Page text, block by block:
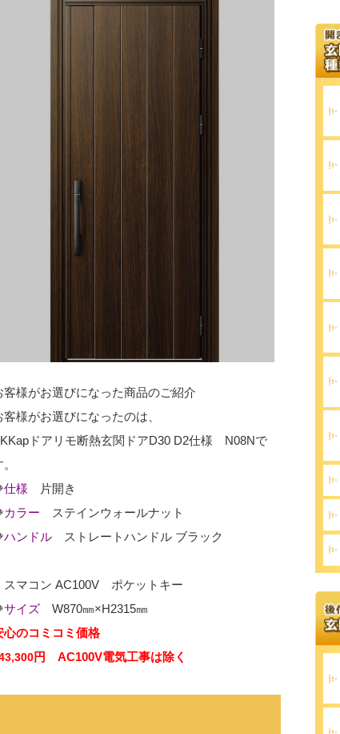
客様がお選びになった商品のご紹介
客様がお選びになったのは、
ドアリモ断熱玄関ドアD30 D2仕様 N08Nで
仕様 片開き
カラー ステインウォールナット
ハンドル ストレートハンドル ブラック
マコン AC100V ポケットキー
サイズ W870㎜×H2315㎜
心のコミコミ価格
円 AC100V電気工事は除く